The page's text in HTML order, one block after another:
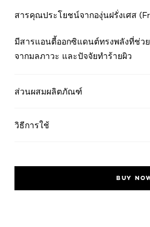
สารคุณประโยชน์จากองุ่นฝรั่งเศส
มีสารแอนตี้ออกซิแดนต์ทรงพลังที่ช่ว
จากมลภาวะ และปัจจัยทำร้ายผิว
ส่วนผสมผลิตภัณฑ์
วิธีการใช้
BUY